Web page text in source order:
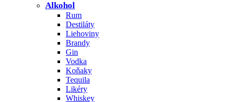
Alkohol
Rum
Destiláty
Liehoviny
Brandy
Gin
Vodka
Koňaky
Tequila
Likéry
Whiskey